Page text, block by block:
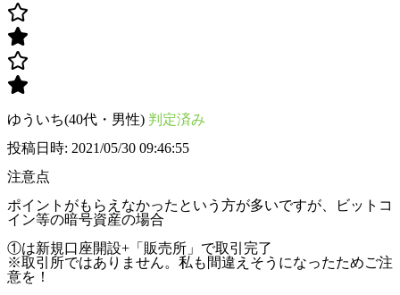
ゆういち(40代・男性) 判定済み
投稿日時: 2021/05/30 09:46:55
注意点
ポイントがもらえなかったという方が多いですが、ビットコ
イン等の暗号資産の場合
①は新規口座開設+「販売所」で取引完了
※取引所ではありません。私も間違えそうになったためご注
意を！